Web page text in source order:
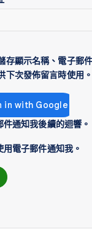
存顯示名稱、電子郵
下次發佈留言時使用。
件通知我後續的迴響。
用電子郵件通知我。